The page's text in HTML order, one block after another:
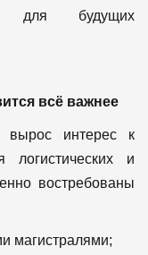
для будущих
всё важнее
вырос интерес к
логистических и
востребованы
магистралями;